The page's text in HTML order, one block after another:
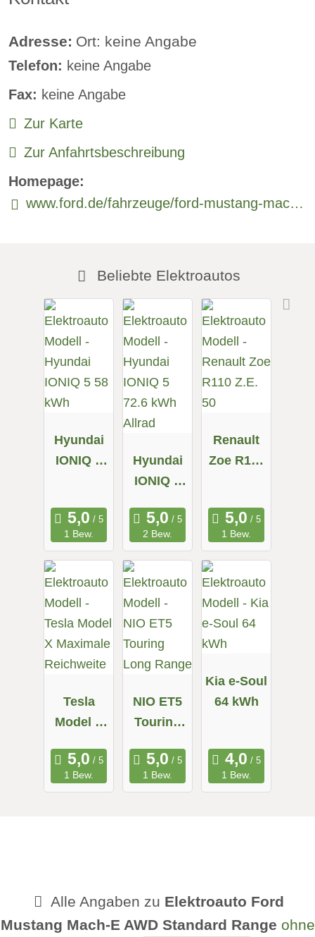
Klimaautomatik:
Lederlenkrad:
verfügbar
Standheizung
Sprachsteuerung:
Rückfahrkamera
Sitzheizung vorne:
verfügbar
Sitzheizung hinten:
Adresse: Ort: keine Angabe
Telefon: keine Angabe
Fax: keine Angabe
Zur Karte
Zur Anfahrtsbeschreibung
Homepage:
www.ford.de/fahrzeuge/ford-mustang-mach-e
Beliebte Elektroautos
Hyundai
IONIQ 5
1 Bew.
Hyundai
IONIQ 5
Allrad
2 Bew.
Renault
Zoe R110
1 Bew.
Tesla
Model X
Reichweit
e
1 Bew.
NIO ET5
Touring
Range
1 Bew.
Kia e-Soul
64 kWh
1 Bew.
Alle Angaben zu Elektroauto Ford
Mustang Mach-E AWD Standard Range ohne